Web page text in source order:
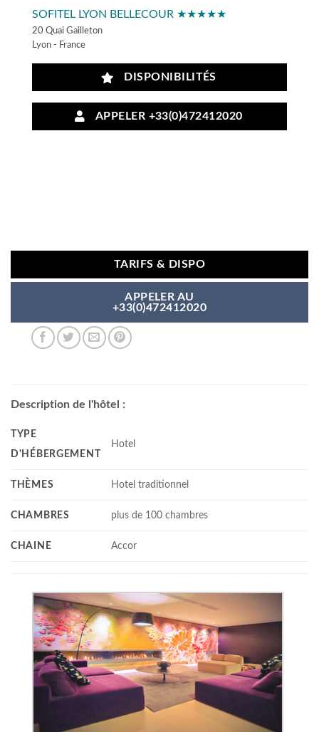
SOFITEL LYON BELLECOUR ★★★★★
20 Quai Gailleton
Lyon - France
DISPONIBILITÉS
APPELER +33(0)472412020
TARIFS & DISPO
APPELER AU
+33(0)472412020
Description de l'hôtel :
TYPE
D'HÉBERGEMENT
Hotel
THÈMES Hotel traditionnel
CHAMBRES plus de 100 chambres
CHAINE Accor